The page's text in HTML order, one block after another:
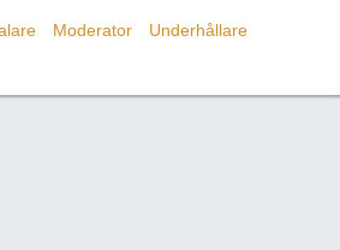
Moderator Underhållare